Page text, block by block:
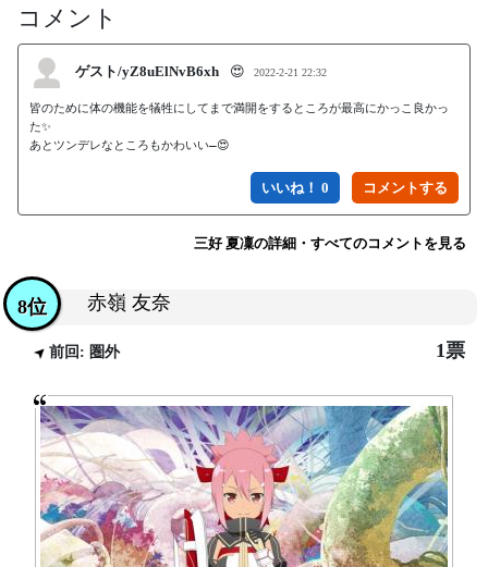
コメント
ゲスト/yZ8uElNvB6xh 😍 2022-2-21 22:32
皆のために体の機能を犠牲にしてまで満開をするところが最高にかっこ良かっ
た✨
あとツンデレなところもかわいい―😍
いいね！ 0
三好 夏凜の詳細・すべてのコメントを見る
赤嶺 友奈
8位
前回: 圏外 1票